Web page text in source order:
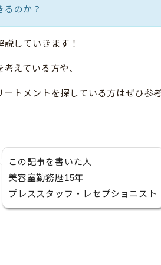
るのか？
説していきます！
えている方や、
ートメントを探している方はぜひ参
この記事を書いた人
美容室勤務歴15年
プレススタッフ・レセプショニスト